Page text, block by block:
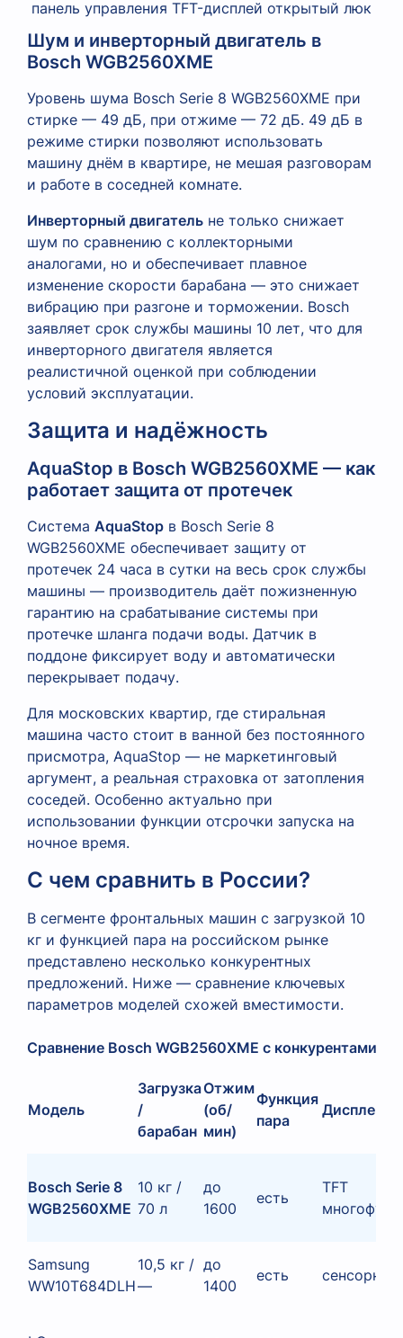
Шум и инверторный двигатель в
Bosch WGB2560XME
Уровень шума Bosch Serie 8 WGB2560XME при
стирке — 49 дБ, при отжиме — 72 дБ. 49 дБ в
режиме стирки позволяют использовать
машину днём в квартире, не мешая разговорам
и работе в соседней комнате.
Инверторный двигатель не только снижает
шум по сравнению с коллекторными
аналогами, но и обеспечивает плавное
изменение скорости барабана — это снижает
вибрацию при разгоне и торможении. Bosch
заявляет срок службы машины 10 лет, что для
инверторного двигателя является
реалистичной оценкой при соблюдении
условий эксплуатации.
Защита и надёжность
AquaStop в Bosch WGB2560XME — как
работает защита от протечек
Система AquaStop в Bosch Serie 8
WGB2560XME обеспечивает защиту от
протечек 24 часа в сутки на весь срок службы
машины — производитель даёт пожизненную
гарантию на срабатывание системы при
протечке шланга подачи воды. Датчик в
поддоне фиксирует воду и автоматически
перекрывает подачу.
Для московских квартир, где стиральная
машина часто стоит в ванной без постоянного
присмотра, AquaStop — не маркетинговый
аргумент, а реальная страховка от затопления
соседей. Особенно актуально при
использовании функции отсрочки запуска на
ночное время.
С чем сравнить в России?
В сегменте фронтальных машин с загрузкой 10
кг и функцией пара на российском рынке
представлено несколько конкурентных
предложений. Ниже — сравнение ключевых
параметров моделей схожей вместимости.
Сравнение Bosch WGB2560XME с конкурентами
Модель
Загрузка
/
барабан
Отжим
(об/
мин)
Функция
пара
Дисплей
Bosch Serie 8
WGB2560XME
10 кг /
70 л
до
1600
есть
TFT
Samsung
WW10T684DLH
10,5 кг /
—
до
1400
есть сенсорный